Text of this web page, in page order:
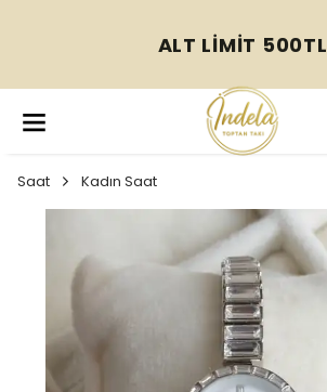
ALT LİMİT 500TL
Saat Kadın Saat